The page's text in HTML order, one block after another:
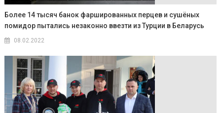
Более 14 тысяч банок фаршированных перцев и сушёных
помидор пытались незаконно ввезти из Турции в Беларусь
08.02.2022